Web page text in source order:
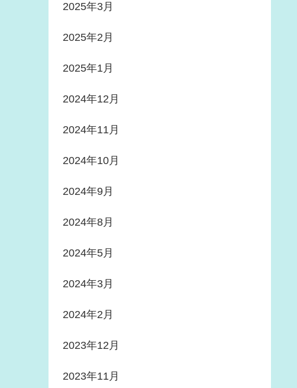
2025年3月
2025年2月
2025年1月
2024年12月
2024年11月
2024年10月
2024年9月
2024年8月
2024年5月
2024年3月
2024年2月
2023年12月
2023年11月